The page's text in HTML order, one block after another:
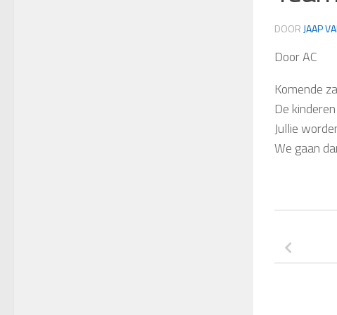
DOOR JAAP
Door AC
Komende
De
Jullie
We gaan